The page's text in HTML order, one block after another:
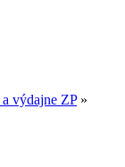
výdajne ZP»